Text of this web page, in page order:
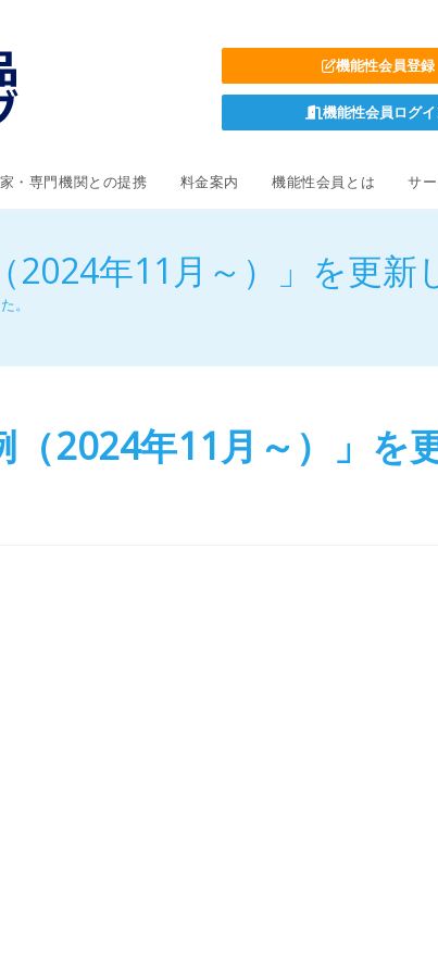
機能性会員登録
機能性会員ログ
・専門機関との提携 料金案内 機能性会員とは サ
年11月～）」を更新
。
2024年11月～）」を